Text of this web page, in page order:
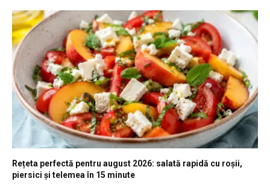
Rețeta perfectă pentru august 2026: salată rapidă cu roșii,
piersici și telemea în 15 minute